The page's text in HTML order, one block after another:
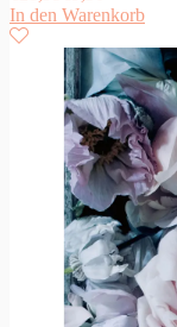
In den Warenkorb